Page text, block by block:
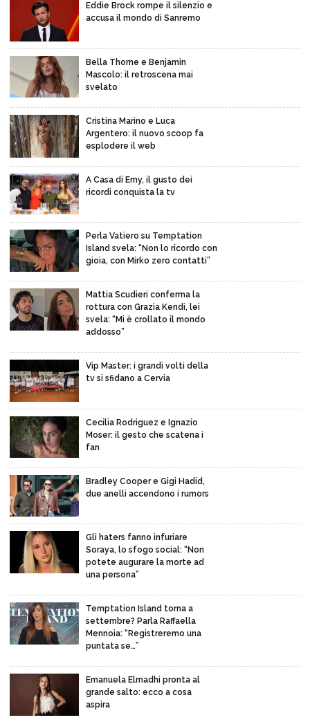
Eddie Brock rompe il silenzio e
accusa il mondo di Sanremo
Bella Thorne e Benjamin
Mascolo: il retroscena mai
svelato
Cristina Marino e Luca
Argentero: il nuovo scoop fa
esplodere il web
A Casa di Emy, il gusto dei
ricordi conquista la tv
Perla Vatiero su Temptation
Island svela: “Non lo ricordo con
gioia, con Mirko zero contatti”
Mattia Scudieri conferma la
rottura con Grazia Kendi, lei
svela: “Mi è crollato il mondo
addosso”
Vip Master: i grandi volti della
tv si sfidano a Cervia
Cecilia Rodriguez e Ignazio
Moser: il gesto che scatena i
fan
Bradley Cooper e Gigi Hadid,
due anelli accendono i rumors
Gli haters fanno infuriare
Soraya, lo sfogo social: “Non
potete augurare la morte ad
una persona”
Temptation Island torna a
settembre? Parla Raffaella
Mennoia: “Registreremo una
puntata se…”
Emanuela Elmadhi pronta al
grande salto: ecco a cosa
aspira